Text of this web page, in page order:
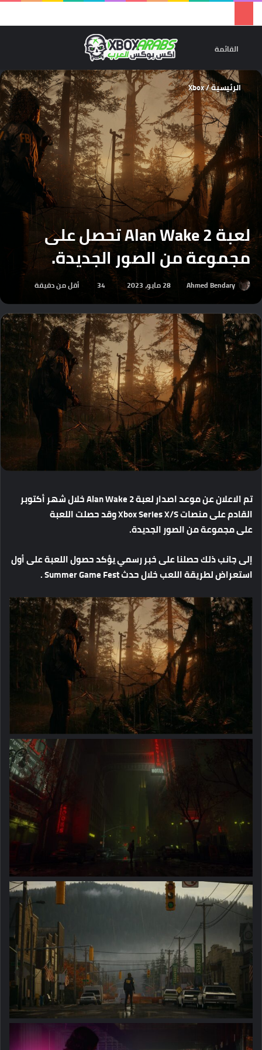
القائمة
الرئيسية/
Xbox
لعبة Alan Wake 2 تحصل على
مجموعة من الصور الجديدة.
Ahmed Bendary 28 مايو، 2023 34 أقل من دقيقة
تمالاعلانعنموعداصدارلعبة خلالشهرأكتوبر
القادمعلىمنصات وقدحصلتاللعبة
علىمجموعةمنالصورالجديدة.
إلىجانبذلكحصلناعلىخبررسمييؤكدحصولاللعبةعلىأول
استعراضلطريقةاللعبخلالحدث